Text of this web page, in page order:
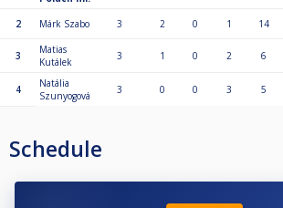
2 Márk Szabo 3 2 0 1 14
3
Matias
Kutálek
3 1 0 2 6
4
Natália
Szunyogová
3 0 0 3 5
Schedule